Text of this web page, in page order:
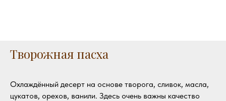
Творожная пасха
Охлаждённый десерт на основе творога, сливок, масла,
цукатов, орехов, ванили. Здесь очень важны качество